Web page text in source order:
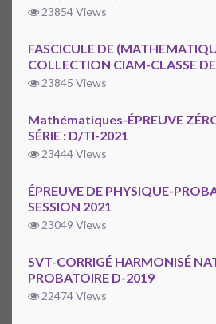
23854 Views
FASCICULE DE
COLLECTION CIAM-CLASSE
23845 Views
Mathématiques-ÉPREUVE
SÉRIE : D/TI-2021
23444 Views
ÉPREUVE DE PHYSIQUE-
SESSION 2021
23049 Views
SVT-CORRIGÉ HARMONISÉ
PROBATOIRE D-2019
22474 Views